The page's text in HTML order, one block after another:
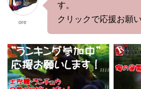
ore
す。
クリックで応援お願